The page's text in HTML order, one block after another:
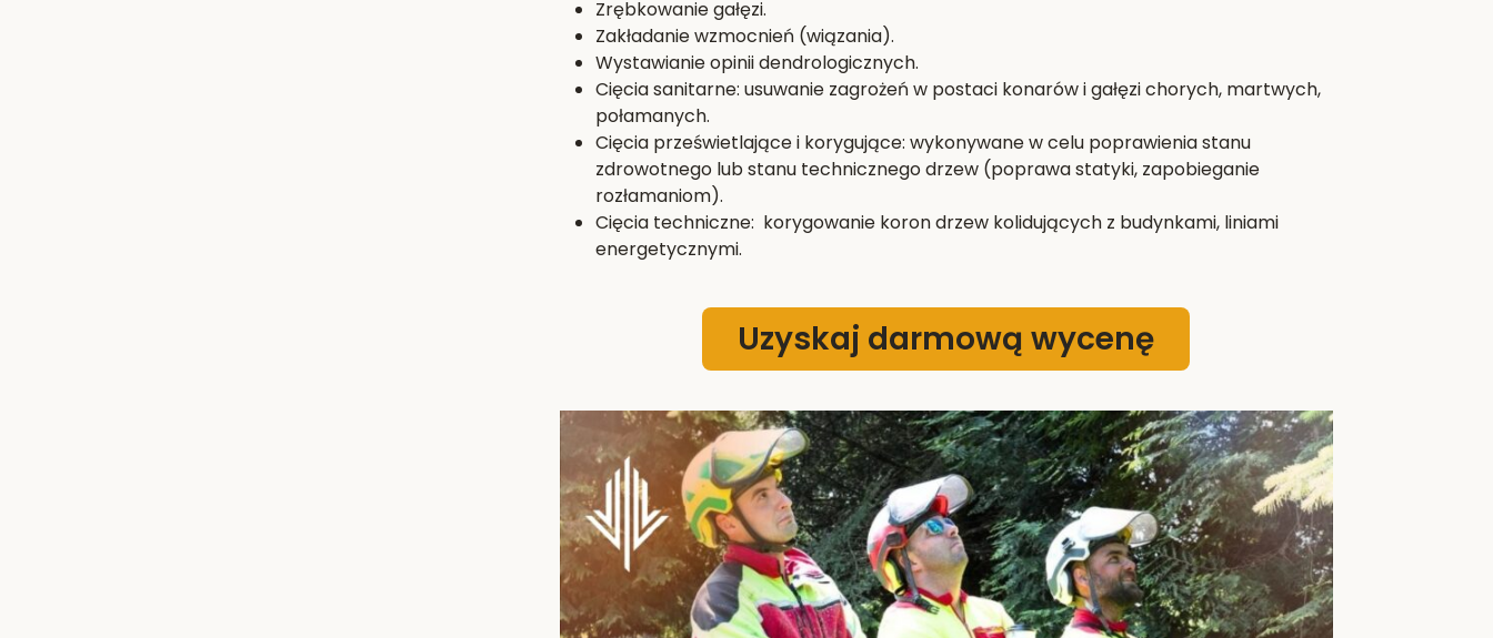
Zrębkowanie gałęzi.
Zakładanie wzmocnień (wiązania).
Wystawianie opinii dendrologicznych.
Cięcia sanitarne: usuwanie zagrożeń w postaci konarów i gałęzi chorych, martwych,
połamanych.
Cięcia prześwietlające i korygujące: wykonywane w celu poprawienia stanu
zdrowotnego lub stanu technicznego drzew (poprawa statyki, zapobieganie
rozłamaniom).
Cięcia techniczne: korygowanie koron drzew kolidujących z budynkami, liniami
energetycznymi.
Uzyskaj darmową wycenę